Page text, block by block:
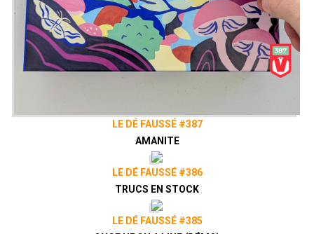
LE DÉ FAUSSÉ #387
AMANITE
LE DÉ FAUSSÉ #386
TRUCS EN STOCK
LE DÉ FAUSSÉ #385